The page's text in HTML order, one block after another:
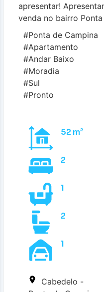
apresentar!
venda no bairro Ponta
#Ponta de Campina
#Apartamento
#Andar Baixo
#Moradia
#Sul
#Pronto
52 m²
2
1
2
1
Cabedelo -